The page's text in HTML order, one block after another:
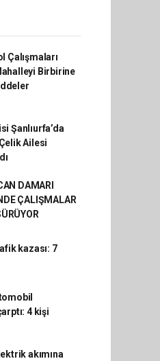
Çalışmaları
Birbirine
Şanlıurfa’da
Ailesi
DAMARI
ÇALIŞMALAR
kazası: 7
4 kişi
akımına